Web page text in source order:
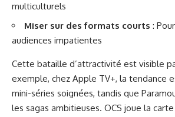
multiculturels
Miser sur des formats courts :
audiences impatientes
Cette bataille d’attractivité est visible
exemple, chez Apple TV+, la tendance
mini-séries soignées, tandis que
les sagas ambitieuses. OCS joue la